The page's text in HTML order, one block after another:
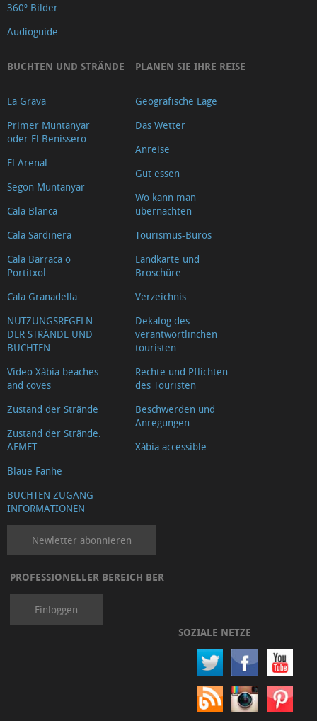
360º Bilder
Audioguide
BUCHTEN UND STRÄNDE
La Grava
Primer Muntanyar
oder El Benissero
El Arenal
Segon Muntanyar
Cala Blanca
Cala Sardinera
Cala Barraca o
Portitxol
Cala Granadella
NUTZUNGSREGELN
DER STRÄNDE UND
BUCHTEN
Video Xàbia beaches
and coves
Zustand der Strände
Zustand der Strände.
AEMET
Blaue Fanhe
BUCHTEN ZUGANG
INFORMATIONEN
PLANEN SIE IHRE REISE
Geografische Lage
Das Wetter
Anreise
Gut essen
Wo kann man
übernachten
Tourismus-Büros
Landkarte und
Broschüre
Verzeichnis
Dekalog des
verantwortlinchen
touristen
Rechte und Pflichten
des Touristen
Beschwerden und
Anregungen
Xàbia accessible
Newletter abonnieren
PROFESSIONELLER BEREICH BER
Einloggen
SOZIALE NETZE